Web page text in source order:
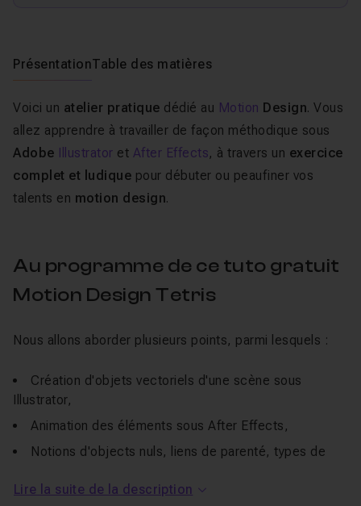
PrésentationTable des matières
Voici un atelier pratique dédié au Motion Design. Vous
allez apprendre à travailler de façon méthodique sous
Adobe Illustrator et After Effects, à travers un exercice
complet et ludique pour débuter ou peaufiner vos
talents en motion design.
Au programme de ce tuto gratuit
Motion Design Tetris
Nous allons aborder plusieurs points, parmi lesquels :
Création d'objets vectoriels d'une scène sous
Illustrator,
Animation des éléments sous After Effects,
Notions d'objects nuls, liens de parenté, types de
path...
Lire la suite de la description